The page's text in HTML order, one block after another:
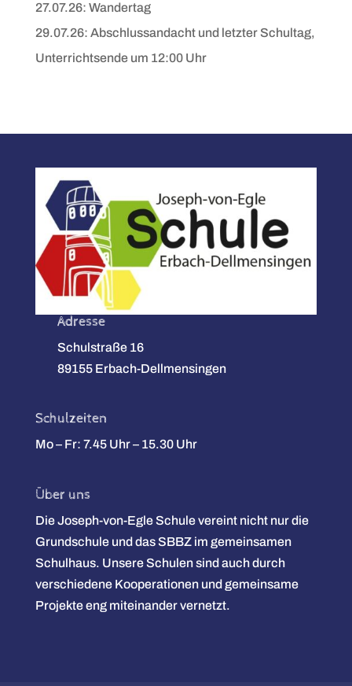
27.07.26: Wandertag
29.07.26: Abschlussandacht und letzter Schultag,
Unterrichtsende um 12:00 Uhr
Adresse
Schulstraße 16
89155 Erbach-Dellmensingen
Schulzeiten
Mo – Fr: 7.45 Uhr – 15.30 Uhr
Über uns
Die Joseph-von-Egle Schule vereint nicht nur die
Grundschule und das SBBZ im gemeinsamen
Schulhaus. Unsere Schulen sind auch durch
verschiedene Kooperationen und gemeinsame
Projekte eng miteinander vernetzt.